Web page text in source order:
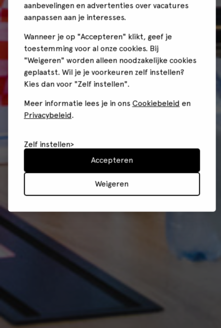
aanbevelingen en advertenties over vacatures
aanpassen aan je interesses.
Wanneer je op "Accepteren" klikt, geef je
toestemming voor al onze cookies. Bij
"Weigeren" worden alleen noodzakelijke cookies
geplaatst. Wil je je voorkeuren zelf instellen?
Kies dan voor "Zelf instellen".
Meer informatie lees je in ons Cookiebeleid en
Privacybeleid.
Zelf instellen
Weigeren
Accepteren